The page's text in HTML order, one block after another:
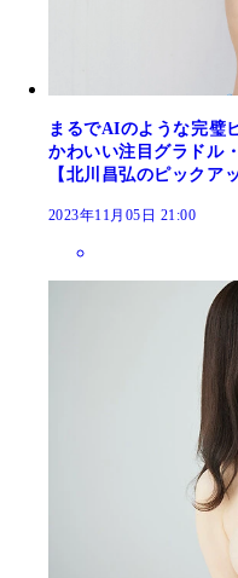
まるでAIのような完璧
かわいい注目グラドル
【北川昌弘のピックア
2023年11月05日 21:00